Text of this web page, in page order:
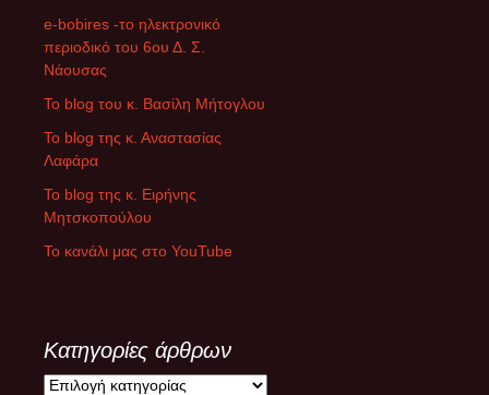
e-bobires -το ηλεκτρονικό
περιοδικό του 6ου Δ. Σ.
Νάουσας
To blog του κ. Βασίλη Μήτογλου
Το blog της κ. Αναστασίας
Λαφάρα
Το blog της κ. Ειρήνης
Μητσκοπούλου
Το κανάλι μας στο YouTube
Κατηγορίες άρθρων
Κ